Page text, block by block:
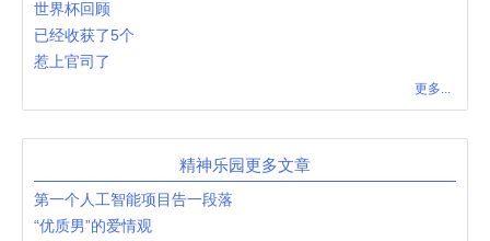
世界杯回顾
已经收获了5个
惹上官司了
更多...
精神乐园更多文章
第一个人工智能项目告一段落
“优质男”的爱情观